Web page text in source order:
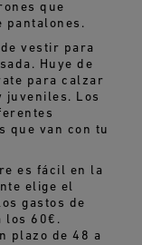
que
pantalones.
vestir para
Huye de
para calzar
juveniles. Los
que van con tu
es fácil en la
elige el
gastos de
los 60€.
plazo de 48 a